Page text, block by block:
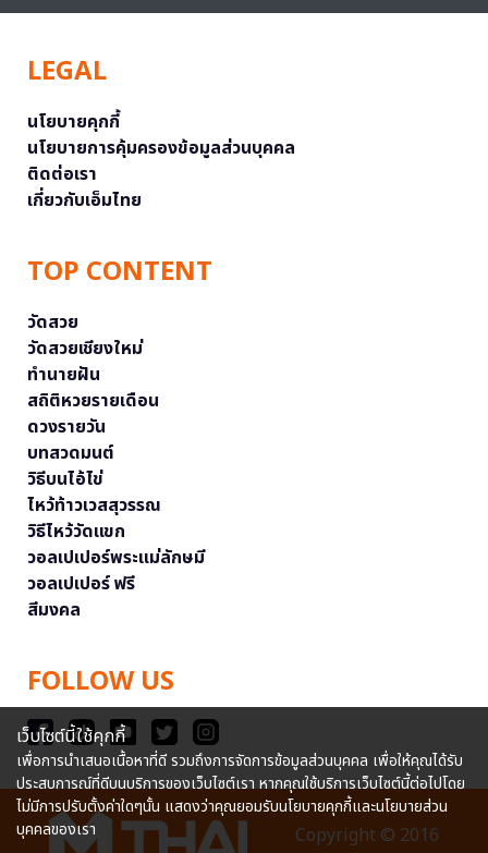
LEGAL
นโยบายคุกกี้
นโยบายการคุ้มครองข้อมูลส่วนบุคคล
ติดต่อเรา
เกี่ยวกับเอ็มไทย
TOP CONTENT
วัดสวย
วัดสวยเชียงใหม่
ทำนายฝัน
สถิติหวยรายเดือน
ดวงรายวัน
บทสวดมนต์
วิธีบนไอ้ไข่
ไหว้ท้าวเวสสุวรรณ
วิธีไหว้วัดแขก
วอลเปเปอร์พระแม่ลักษมี
วอลเปเปอร์ ฟรี
สีมงคล
FOLLOW US
Copyright © 2016
เว็บไซต์นี้ใช้คุกกี้
เพื่อการนำเสนอเนื้อหาที่ดี รวมถึงการจัดการข้อมูลส่วนบุคคล เพื่อให้คุณได้รับ
ประสบการณ์ที่ดีบนบริการของเว็บไซต์เรา หากคุณใช้บริการเว็บไซต์นี้ต่อไปโดย
ไม่มีการปรับตั้งค่าใดๆนั้น แสดงว่าคุณยอมรับนโยบายคุกกี้และนโยบายส่วน
บุคคลของเรา